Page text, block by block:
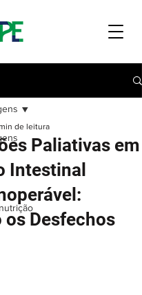
Paliativas em
Intestinal
os Desfechos
de leitura